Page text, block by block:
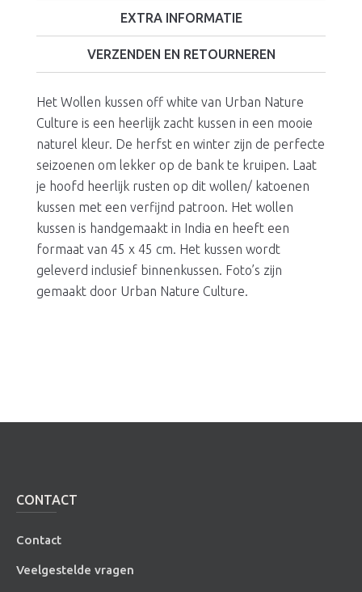
EXTRA INFORMATIE
VERZENDEN EN RETOURNEREN
Het Wollen kussen off white van Urban Nature
Culture is een heerlijk zacht kussen in een mooie
naturel kleur. De herfst en winter zijn de perfecte
seizoenen om lekker op de bank te kruipen. Laat
je hoofd heerlijk rusten op dit wollen/ katoenen
kussen met een verfijnd patroon. Het wollen
kussen is handgemaakt in India en heeft een
formaat van 45 x 45 cm. Het kussen wordt
geleverd inclusief binnenkussen. Foto’s zijn
gemaakt door Urban Nature Culture.
CONTACT
Contact
Veelgestelde vragen